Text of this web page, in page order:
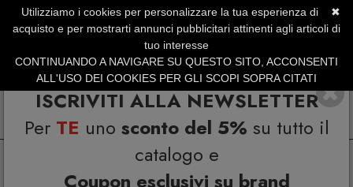
ISCRIVITI ALLA NEWSLETTER
Per TE uno sconto del 5% su tutto il
catalogo e
Coupon esclusivi su brand
SERVIZIO CLIENTI +39.0773.470.562
SUMMER SALES | Fino al 31 Agosto
✖
Utilizziamo i cookies per personalizzare la tua esperienza di
acquisto e per mostrarti annunci pubblicitari attinenti agli articoli di
tuo interesse
CONTINUANDO A NAVIGARE SU QUESTO SITO, ACCONSENTI
ALL'USO DEI COOKIES PER GLI SCOPI SOPRA CITATI